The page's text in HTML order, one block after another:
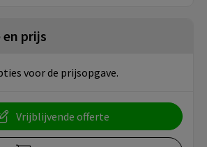
prijs
voor de prijsopgave.
Vrijblijvende offerte